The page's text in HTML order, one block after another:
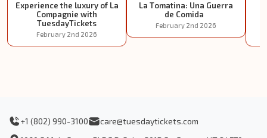
Experience the luxury of La
Compagnie with
TuesdayTickets
February 2nd 2026
La Tomatina: Una Guerra
de Comida
February 2nd 2026
+1 (802) 990-3100
care@tuesdaytickets.com